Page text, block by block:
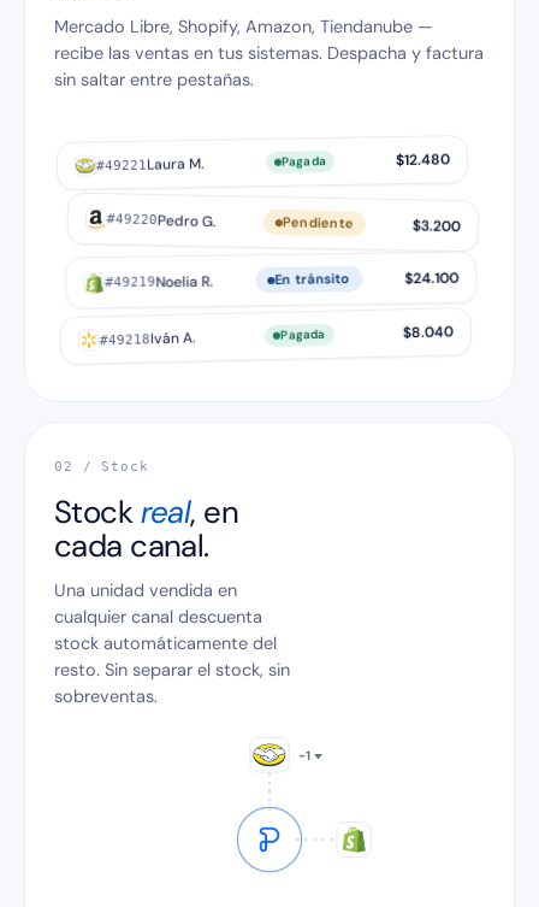
Mercado Libre, Shopify, Amazon, Tiendanube —
recibe las ventas en tus sistemas. Despacha y factura
sin saltar entre pestañas.
#49221Laura M. Pagada $12.480
#49220Pedro G. Pendiente $3.200
#49219Noelia R. En tránsito $24.100
#49218Iván A. Pagada $8.040
02 / Stock
Stockreal, en
cada canal.
Una unidad vendida en
cualquier canal descuenta
stock automáticamente del
resto. Sin separar el stock, sin
sobreventas.